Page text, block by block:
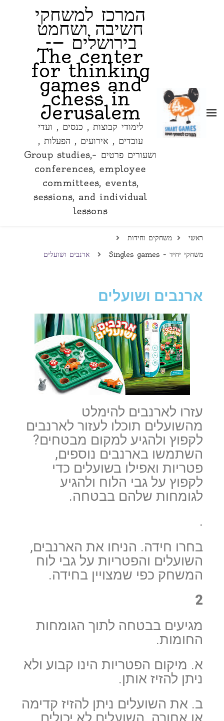
המרכז למשחקי
חשיבה ושחמט
בירושלים —-
The center
for thinking
games and
chess in
Jerusalem
לימודי קבוצות , כנסים , ועדי
עובדים , אירועים , הפעלות ,
ושעורים פרטים –Group studies,
conferences, employee
committees, events,
sessions, and individual
lessons
ראשי
משחקים וחידות
משחקי יחיד – Singles games
ארנבים ושועלים
ארנבים ושועלים
עזרו לארנבים להימלט
מהשועלים תוכלו לעזור לארנבים
לקפוץ ולהגיע למקום מבטחים?
השתמשו בארנבים נוספים,
פטריות ואפילו בשועלים כדי
לקפוץ על גבי הלוח ולהגיע
לגומחות שלהם בבטחה.
.
בחרו חידה. הניחו את הארנבים,
השועלים והפטריות על גבי לוח
המשחק כפי שמצויין בחידה.
2
מגיעים בבטחה לתוך הגומחות
החומות.
א. מיקום הפטריות הינו קבוע ולא
ניתן להזיז אותן.
ב. את השועלים ניתן להזיז קדימה